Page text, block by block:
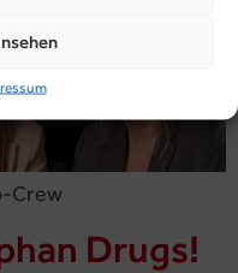
Crew
Drugs!